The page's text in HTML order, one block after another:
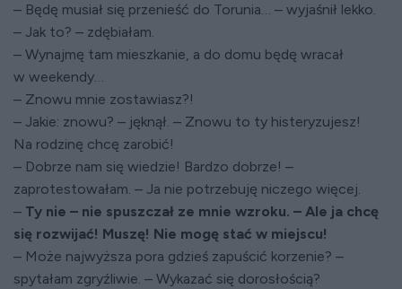
– Będę musiał się przenieść do Torunia… – wyjaśnił lekko.
– Jak to? – zdębiałam.
– Wynajmę tam mieszkanie, a do domu będę wracał
w weekendy…
– Znowu mnie zostawiasz?!
– Jakie: znowu? – jęknął. – Znowu to ty histeryzujesz!
Na rodzinę chcę zarobić!
– Dobrze nam się wiedzie! Bardzo dobrze! –
zaprotestowałam. – Ja nie potrzebuję niczego więcej.
– Ty nie – nie spuszczał ze mnie wzroku. – Ale ja chcę
się rozwijać! Muszę! Nie mogę stać w miejscu!
– Może najwyższa pora gdzieś zapuścić korzenie? –
spytałam zgryźliwie. – Wykazać się dorosłością?